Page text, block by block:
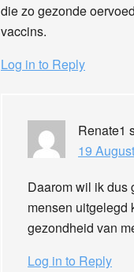
die zo gezonde
vaccins.
Log in to Reply
Renate1
19
Daarom wil ik dus
mensen uitgelegd
gezondheid van
Log in to Reply